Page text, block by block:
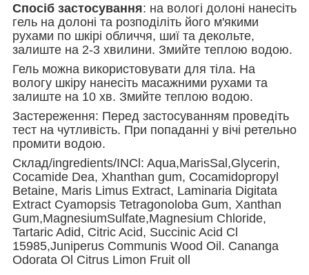
Спосіб застосування: на вологі долоні нанесіть
гель на долоні та розподіліть його м'якими
рухами по шкірі обличчя, шиї та декольте,
залиште на 2-3 хвилини. Змийте теплою водою.
Гель можна використовувати для тіла. На
вологу шкіру нанесіть масажними рухами та
залиште на 10 хв. Змийте теплою водою.
Застереження: Перед застосуванням проведіть
тест на чутливість. При попаданні у вічі ретельно
промити водою.
Склад/ingredients/INCl: Aqua,MarisSal,Glycerin,
Cocamide Dea, Xhanthan gum, Cocamidopropyl
Betaine, Maris Limus Extract, Laminaria Digitata
Extract Cyamopsis Tetragonoloba Gum, Xanthan
Gum,MagnesiumSulfate,Magnesium Chloride,
Tartaric Adid, Citric Acid, Succinic Acid Cl
15985,Juniperus Communis Wood Oil. Cananga
Odorata Ol Citrus Limon Fruit oll